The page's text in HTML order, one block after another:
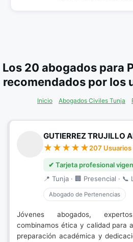
Los 20 abogados para
recomendados por los
Inicio Abogados Civiles Tunja
GUTIERREZ TRUJILLO
207 Usuarios
✔ Tarjeta profesional
📍 Tunja · 🏢 Presencial · 📞
Abogado de Pertenencias
Jóvenes abogados,
combinamos ética y calidad para
preparación académica y